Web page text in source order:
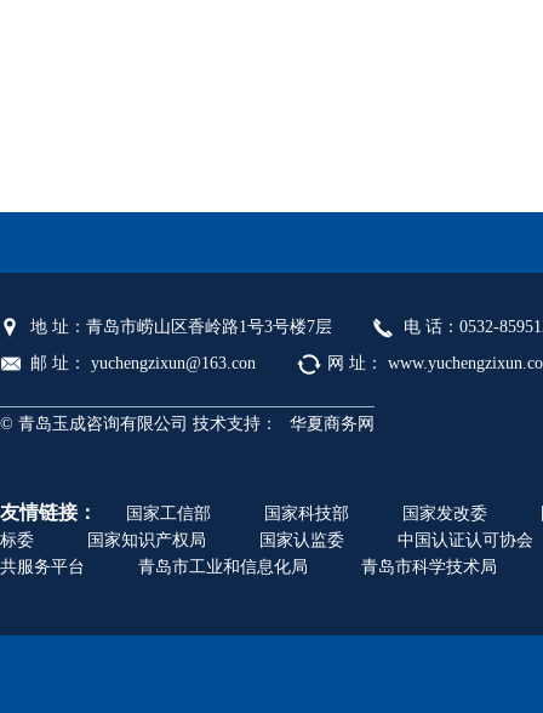
地 址：青岛市崂山区香岭路1号3号楼7层
电 话：0532-
邮 址： yuchengzixun@163.con
网 址：
© 青岛玉成咨询有限公司 技术支持： 华夏商务网
友情链接： 国家工信部 国家科技部 国家发改委
标委
国家知识产权局 国家认监委
中国认证认可协会
共服务平台
青岛市工业和信息化局 青岛市科学技术局